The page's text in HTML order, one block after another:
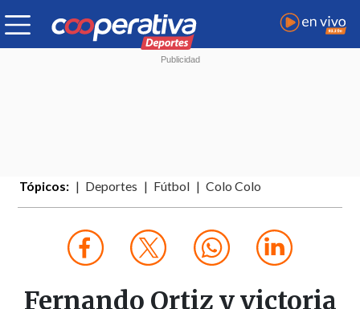
Tópicos: Deportes Fútbol Colo Colo
Fernando Ortiz y victoria